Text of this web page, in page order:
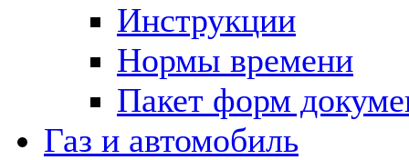
Инструкции
Нормы времени
Пакет форм
Газ и автомобиль